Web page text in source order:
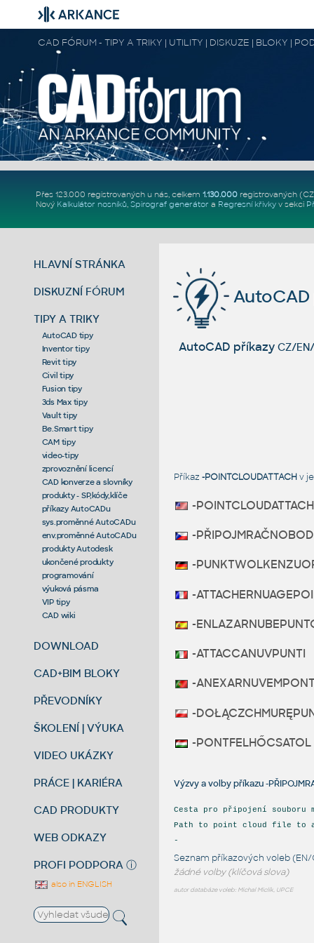
CAD FÓRUM - TIPY A TRIKY | UTILITY | DISKUZE | BLOKY |
Přes 123.000 registrovaných u nás, celkem 1.130.000registrovaných
Nový Kalkulátor nosníků, Spirograf generátor a Regresní křivkyv sekci
HLAVNÍ STRÁNKA
DISKUZNÍ FÓRUM
TIPY A TRIKY
AutoCAD tipy
Inventor tipy
Revit tipy
Civil tipy
Fusion tipy
3ds Max tipy
Vault tipy
Be.Smart tipy
CAM tipy
video-tipy
zprovoznění licencí
CAD konverze a slovníky
produkty - SP,kódy,klíče
příkazy AutoCADu
sys.proměnné AutoCADu
env.proměnné AutoCADu
produkty Autodesk
ukončené produkty
programování
výuková pásma
VIP tipy
CAD wiki
DOWNLOAD
CAD+BIM BLOKY
PŘEVODNÍKY
ŠKOLENÍ | VÝUKA
VIDEO UKÁZKY
PRÁCE | KARIÉRA
CAD PRODUKTY
WEB ODKAZY
PROFI PODPORA ⓘ
also in ENGLISH
AutoCAD
AutoCAD příkazy CZ/
Příkaz -POINTCLOUDATTACHv
-POINTCLOUDATTACH
-
-
-
-
-ATTACCANUVPUNTI
-
-
-PONTFELHŐCSATOL
Výzvy a volby příkazu -
Cesta pro připojení souboru
Path to point cloud file to
-
Seznam příkazových voleb (EN/
žádné volby (klíčová slova)
autor databáze voleb: Michal Miclík, UPCE